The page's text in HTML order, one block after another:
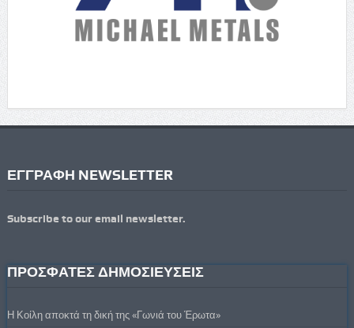
ΕΓΓΡΑΦΗ NEWSLETTER
Subscribe to our email newsletter.
ΠΡΟΣΦΑΤΕΣ ΔΗΜΟΣΙΕΥΣΕΙΣ
Η Κοίλη αποκτά τη δική της «Γωνιά του Έρωτα»